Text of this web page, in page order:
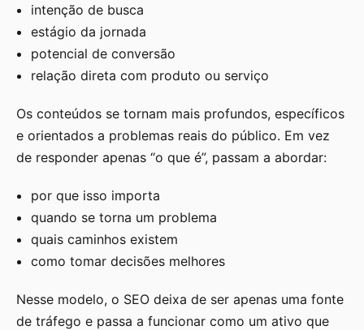
intenção de busca
estágio da jornada
potencial de conversão
relação direta com produto ou serviço
Os conteúdos se tornam mais profundos, específicos
e orientados a problemas reais do público. Em vez
de responder apenas “o que é”, passam a abordar:
por que isso importa
quando se torna um problema
quais caminhos existem
como tomar decisões melhores
Nesse modelo, o SEO deixa de ser apenas uma fonte
de tráfego e passa a funcionar como um ativo que